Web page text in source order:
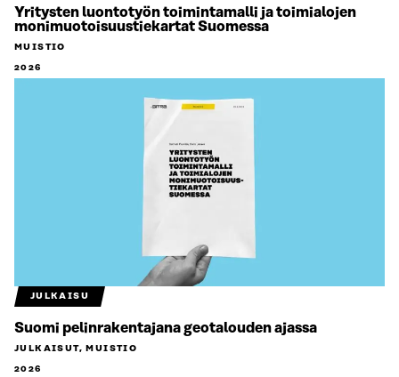
Yritysten luontotyön toimintamalli ja toimialojen
monimuotoisuustiekartat Suomessa
MUISTIO
2026
JULKAISU
Suomi pelinrakentajana geotalouden ajassa
JULKAISUT, MUISTIO
2026